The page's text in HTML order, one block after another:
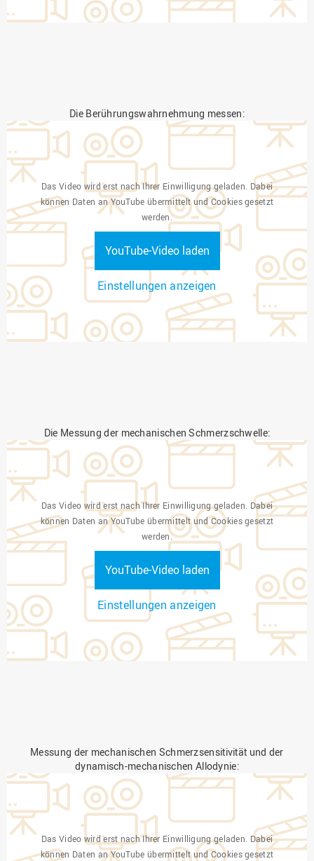
Die Berührungswahrnehmung messen:
Das Video wird erst nach Ihrer Einwilligung geladen. Dabei
können Daten an YouTube übermittelt und Cookies gesetzt
werden.
YouTube-Video laden
Einstellungen anzeigen
Die Messung der mechanischen Schmerzschwelle:
Das Video wird erst nach Ihrer Einwilligung geladen. Dabei
können Daten an YouTube übermittelt und Cookies gesetzt
werden.
YouTube-Video laden
Einstellungen anzeigen
Messung der mechanischen Schmerzsensitivität und der
dynamisch-mechanischen Allodynie:
Das Video wird erst nach Ihrer Einwilligung geladen. Dabei
können Daten an YouTube übermittelt und Cookies gesetzt